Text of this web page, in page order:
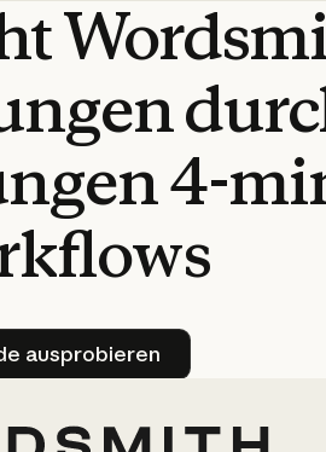
4-
ausprobieren
Claude ausprobieren